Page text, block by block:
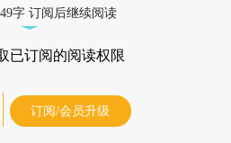
字 订阅后继续阅读
已订阅的阅读权限
订阅/会员升级